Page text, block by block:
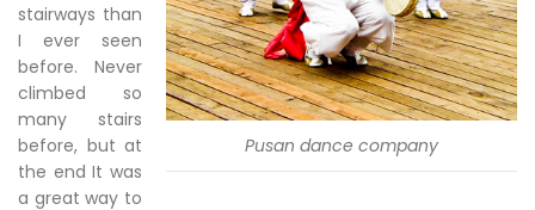
Pusan dance company
stairways than
I ever seen
before. Never
climbed so
many stairs
before, but at
the end It was
a great way to